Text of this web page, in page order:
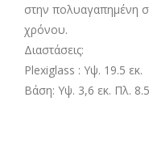
στην πολυαγαπημένη
χρόνου.
Διαστάσεις:
Plexiglass : Υψ. 19.5
Βάση: Υψ. 3,6 εκ. Πλ.